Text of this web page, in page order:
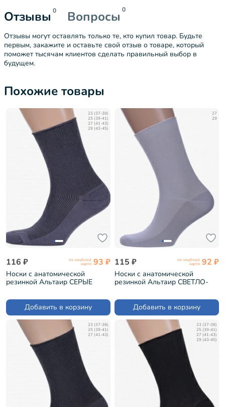
Отзывы 0 Вопросы 0
Отзывы могут оставлять только те, кто купил товар. Будьте
первым, закажите и оставьте свой отзыв о товаре, который
поможет тысячам клиентов сделать правильный выбор в
будущем.
Похожие товары
23 (37-38)
25 (39-41)
27 (41-43)
29 (43-45)
116 ₽ по клубной
карте 93 ₽
Носки с анатомической
резинкой Альтаир СЕРЫЕ
Добавить в корзину
27
29
115 ₽ по клубной
карте 92 ₽
Носки с анатомической
резинкой Альтаир СВЕТЛО-
Добавить в корзину
23 (37-38)
25 (39-41)
27 (41-43)
23 (37-38)
25 (39-41)
27 (41-43)
29 (43-45)